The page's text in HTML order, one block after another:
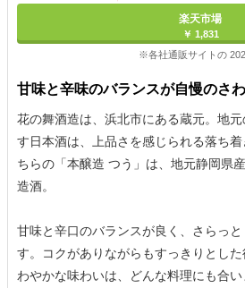
楽天市場
￥ 1,831
※各社通販サイトの
甘味と辛味のバランスが自慢のさ
花の舞酒造は、浜北市にある蔵元。地
す日本酒は、上品さを感じられる落ち
ちらの「本醸造 つう」は、地元静岡県
造酒。
甘味と辛口のバランスが良く、さらっ
す。コクがありながらもすっきりとし
わやかな味わいは、どんな料理にも合い